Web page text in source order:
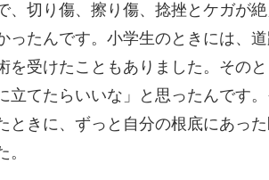
、切り傷、擦り傷、捻挫とケガが
ったんです。小学生のときには、
を受けたこともありました。その
立てたらいいな」と思ったんです
ときに、ずっと自分の根底にあっ